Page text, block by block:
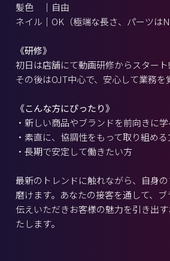
髪色 ｜自由
ネイル｜OK（極端な長さ、パーツは
《研修》
初日は店舗にて動画研修からスタート!
その後はOJT中心で、安心して業務を
《こんな方にぴったり》
・新しい商品やブランドを前向きに
・素直に、協調性をもって取り組める
・長期で安定して働きたい方
最新のトレンドに触れながら、自身
磨けます。あなたの接客を通して、
伝えいただきお客様の魅力を引き出
たします。